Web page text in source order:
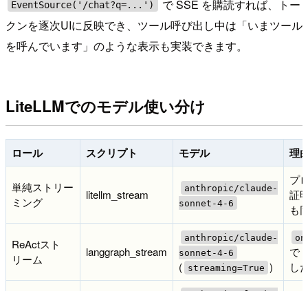
EventSource('/chat?q=...')
で SSE を購読すれば、トー
クンを逐次UIに反映でき、ツール呼び出し中は「いまツール
を呼んでいます」のような表示も実装できます。
LiteLLMでのモデル使い分け
ロール スクリプト モデル 理
単純ストリー
ミング
litellm_stream
anthropic/claude-
sonnet-4-6
プ
証
も
ReActスト
リーム
langgraph_stream
anthropic/claude-
sonnet-4-6
( streaming=True )
で
し